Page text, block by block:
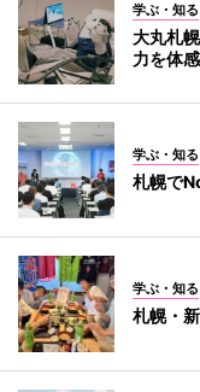
学ぶ・知る
大丸札
力を体感
学ぶ・知る
札幌で
学ぶ・知る
札幌・